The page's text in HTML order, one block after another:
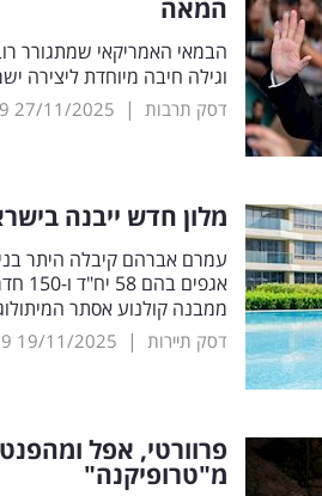
המאה
וגילה חיבה מיוחדת ליצירה
דסק תרבות |
27/11/2025
מלון חדש ייבנה
עמרם אברהם קיבלה היתר
ממבנה קולנוע אסתר
דסק תיירות |
19/11/2025
פרוורטי, אפל
מ"טרופיקנה"